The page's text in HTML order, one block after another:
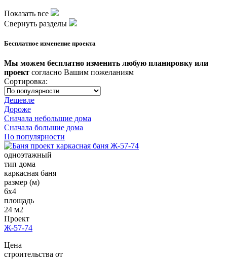
Показать все
Свернуть разделы
Бесплатное изменение проекта
Мы можем бесплатно изменить любую планировку или
проект согласно Вашим пожеланиям
Сортировка:
Дешевле
Дороже
Сначала небольшие дома
Сначала большие дома
По популярности
одноэтажный
тип дома
каркасная баня
размер (м)
6x4
площадь
24 м2
Проект
Ж-57-74
Цена
строительства от